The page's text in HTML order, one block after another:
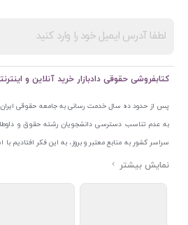
کتابفروشی حقوقی دادبازار خرید آنلاین و
پس از حدود ده سال خدمت رسانی به جامعه حقوقی ایران
به عدم تناسب دسترسی دانشجویان رشته حقوق و
سراسر کشور به منابع معتبر و بروز، به این فکر افتادیم
ای اختبار خدمتی جدید به جامعه حقوقی ایران ارائه کنیم.